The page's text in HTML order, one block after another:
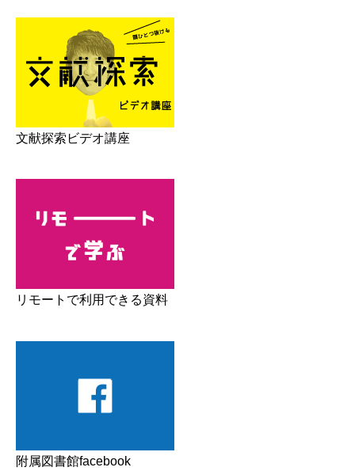
文献探索ビデオ講座
リモートで利用できる資料
附属図書館facebook